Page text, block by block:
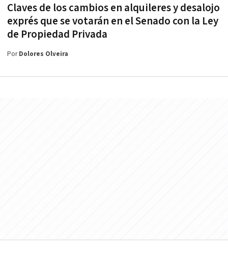
Claves de los cambios en alquileres y desalojo
exprés que se votarán en el Senado con la Ley
de Propiedad Privada
PorDolores Olveira